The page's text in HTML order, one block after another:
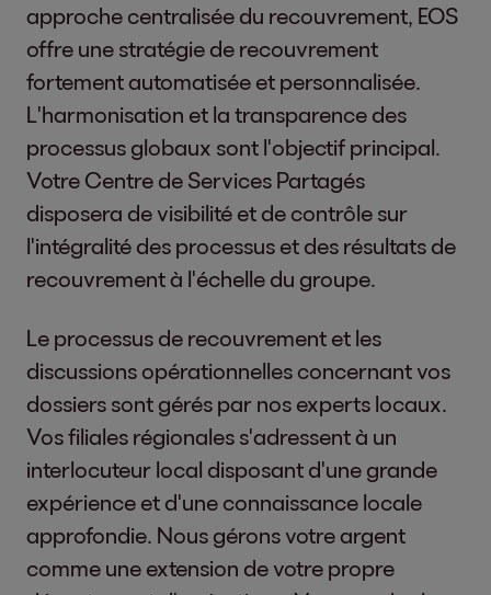
approche centralisée du recouvrement, EOS
offre une stratégie de recouvrement
fortement automatisée et personnalisée.
L'harmonisation et la transparence des
processus globaux sont l'objectif principal.
Votre Centre de Services Partagés
disposera de visibilité et de contrôle sur
l'intégralité des processus et des résultats de
recouvrement à l'échelle du groupe.
Le processus de recouvrement et les
discussions opérationnelles concernant vos
dossiers sont gérés par nos experts locaux.
Vos filiales régionales s'adressent à un
interlocuteur local disposant d'une grande
expérience et d'une connaissance locale
approfondie. Nous gérons votre argent
comme une extension de votre propre